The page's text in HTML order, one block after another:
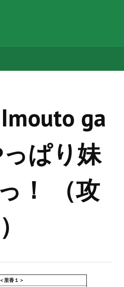
субтитры)
Mod (Русские субтитры)
ga
ぱり妹
！ （攻
＜里香１＞